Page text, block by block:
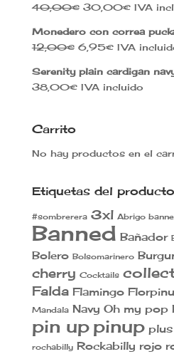
40,00€ El
original
era:
40,00€.
30,00€El
actual
es:
IVA
Monedero con correa
12,00€ El
original
era:
6,95€El
actual
es:
IVA
Serenity plain cardigan
38,00€ IVA incluido
Carrito
No hay productos en el
Etiquetas del producto
#sombrerera 3xl Abrigo
Banned Bañador
Bolero Bolsomarinero
cherry Cocktails
Falda Flamingo
Mandala Navy Oh my pop
pin up pinup
rochabilly Rockabilly rojo